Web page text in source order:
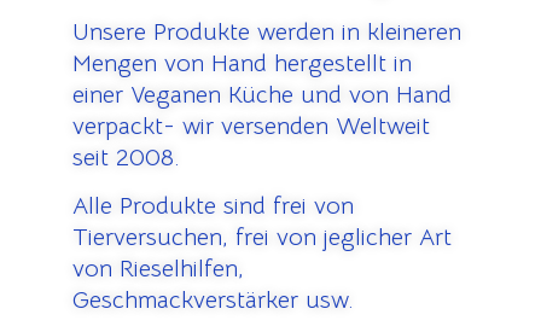
Unsere Produkte werden in kleineren
Mengen von Hand hergestellt in
einer Veganen Küche und von Hand
verpackt- wir versenden Weltweit
seit 2008.
Alle Produkte sind frei von
Tierversuchen, frei von jeglicher Art
von Rieselhilfen,
Geschmackverstärker usw.